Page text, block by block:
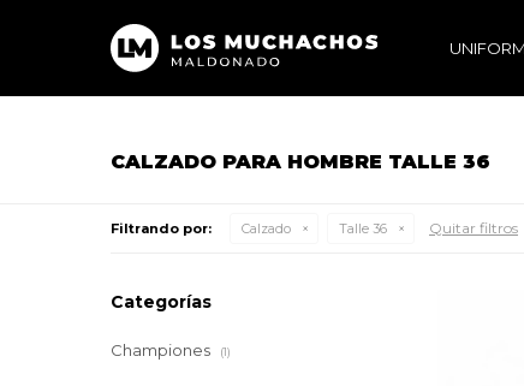
CALZADO PARA HOMBRE TALLE 36
Filtrando por: Calzado Talle 36 Quitar filtros
Categorías
Championes (1)